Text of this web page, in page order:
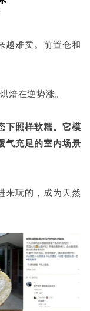
越难卖。前置仓和
焙在逆势涨。
下照样软糯。它模
气充足的室内场景
来玩的，成为天然